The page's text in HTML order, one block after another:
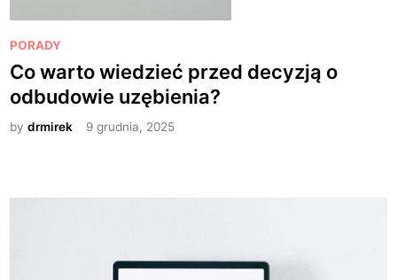
P
o
s
t
e
PORADY
Co warto wiedzieć przed decyzją o
odbudowie uzębienia?
bydrmirek 9 grudnia, 2025